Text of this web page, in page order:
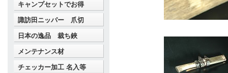
キャンプセットでお得
諏訪田ニッパー 爪切
日本の逸品 裁ち鋏
メンテナンス材
チェッカー加工 名入等